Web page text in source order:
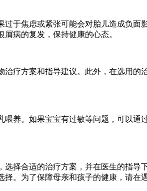
于焦虑或紧张可能会对胎儿造成负面
病的复发，保持健康的心态。
疗方案和指导建议。此外，在选用的
养。如果宝宝有过敏等问题，可以通
择合适的治疗方案，并在医生的指导
。为了保障母亲和孩子的健康，请在